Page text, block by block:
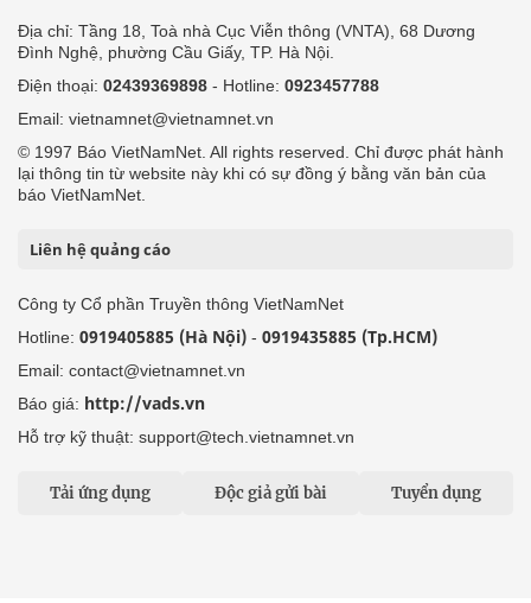
Địa chỉ: Tầng 18, Toà nhà Cục Viễn thông (VNTA), 68 Dương
Đình Nghệ, phường Cầu Giấy, TP. Hà Nội.
Điện thoại: 02439369898 - Hotline: 0923457788
Email: vietnamnet@vietnamnet.vn
© 1997 Báo VietNamNet. All rights reserved. Chỉ được phát hành
lại thông tin từ website này khi có sự đồng ý bằng văn bản của
báo VietNamNet.
Liên hệ quảng cáo
Công ty Cổ phần Truyền thông VietNamNet
Hotline: 0919405885 (Hà Nội) - 0919435885 (Tp.HCM)
Email: contact@vietnamnet.vn
Báo giá: http://vads.vn
Hỗ trợ kỹ thuật: support@tech.vietnamnet.vn
Tải ứng dụng Độc giả gửi bài Tuyển dụng